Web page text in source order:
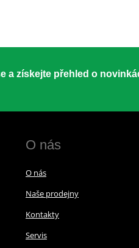
a získejte přehled o
O nás
O nás
Naše prodejny
Kontakty
Servis